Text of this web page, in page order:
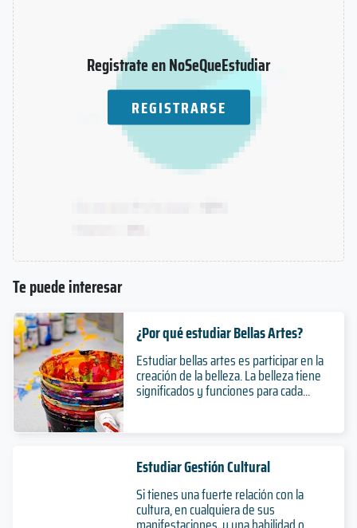
Registrate en NoSeQueEstudiar
REGISTRARSE
Te puede interesar
¿Por qué estudiar Bellas Artes?
Estudiar bellas artes es participar en la
creación de la belleza. La belleza tiene
significados y funciones para cada...
Estudiar Gestión Cultural
Si tienes una fuerte relación con la
cultura, en cualquiera de sus